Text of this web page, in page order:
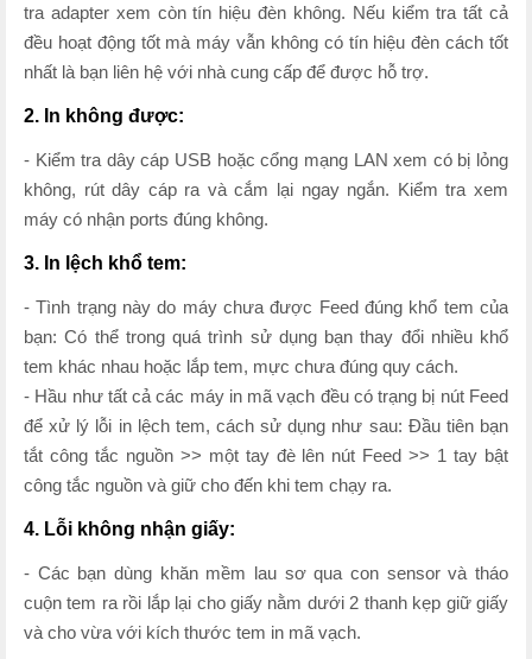
tra adapter xem còn tín hiệu đèn không. Nếu kiểm tra tất cả
đều hoạt động tốt mà máy vẫn không có tín hiệu đèn cách tốt
nhất là bạn liên hệ với nhà cung cấp để được hỗ trợ.
2. In không được:
- Kiểm tra dây cáp USB hoặc cổng mạng LAN xem có bị lỏng
không, rút dây cáp ra và cắm lại ngay ngắn. Kiểm tra xem
máy có nhận ports đúng không.
3. In lệch khổ tem:
- Tình trạng này do máy chưa được Feed đúng khổ tem của
bạn: Có thể trong quá trình sử dụng bạn thay đổi nhiều khổ
tem khác nhau hoặc lắp tem, mực chưa đúng quy cách.
- Hầu như tất cả các máy in mã vạch đều có trạng bị nút Feed
để xử lý lỗi in lệch tem, cách sử dụng như sau: Đầu tiên bạn
tắt công tắc nguồn >> một tay đè lên nút Feed >> 1 tay bật
công tắc nguồn và giữ cho đến khi tem chạy ra.
4. Lỗi không nhận giấy:
- Các bạn dùng khăn mềm lau sơ qua con sensor và tháo
cuộn tem ra rồi lắp lại cho giấy nằm dưới 2 thanh kẹp giữ giấy
và cho vừa với kích thước tem in mã vạch.